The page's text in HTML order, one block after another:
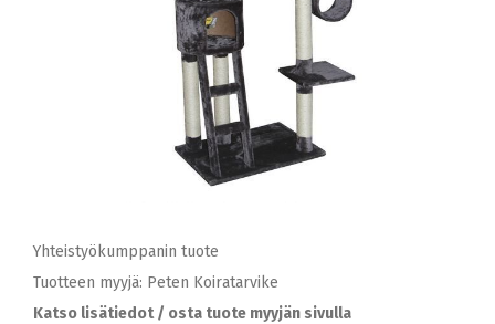
Yhteistyökumppanin tuote
Tuotteen myyjä: Peten Koiratarvike
Katso lisätiedot / osta tuote myyjän sivulla